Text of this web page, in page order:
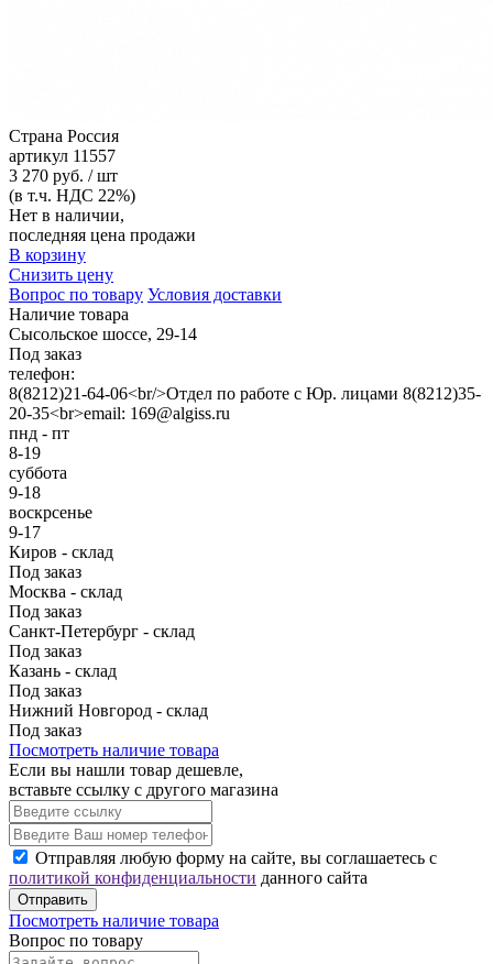
Страна Россия
артикул 11557
3 270 руб. / шт
(в т.ч. НДС 22%)
Нет в наличии,
последняя цена продажи
В корзину
Снизить цену
Вопрос по товару Условия доставки
Наличие товара
Сысольское шоссе, 29-14
Под заказ
телефон:
8(8212)21-64-06<br/>Отдел по работе с Юр. лицами 8(8212)35-
20-35<br>email: 169@algiss.ru
пнд - пт
8-19
суббота
9-18
воскрсенье
9-17
Киров - склад
Под заказ
Москва - склад
Под заказ
Санкт-Петербург - склад
Под заказ
Казань - склад
Под заказ
Нижний Новгород - склад
Под заказ
Посмотреть наличие товара
Если вы нашли товар дешевле,
вставьте ссылку с другого магазина
Отправляя любую форму на сайте, вы соглашаетесь с
политикой конфиденциальности данного сайта
Отправить
Посмотреть наличие товара
Вопрос по товару